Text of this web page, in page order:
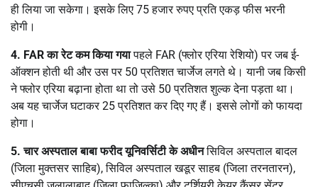
ही लिया जा सकेगा। इसके लिए 75 हजार रुपए प्रति एकड़ फीस भरनी
होगी।
4. FAR का रेट कम किया गयापहले FAR (फ्लोर एरिया रेशियो) पर जब ई-
ऑक्शन होती थी और उस पर 50 प्रतिशत चार्जेज लगते थे। यानी जब किसी
ने फ्लोर एरिया बढ़ाना होता था तो उसे 50 प्रतिशत शुल्क देना पड़ता था।
अब यह चार्जेज घटाकर 25 प्रतिशत कर दिए गए हैं। इससे लोगों को फायदा
होगा।
5.चार अस्पताल बाबा फरीद यूनिवर्सिटी के अधीनसिविल अस्पताल बादल
(जिला मुक्तसर साहिब), सिविल अस्पताल खडूर साहब (जिला तरनतारन),